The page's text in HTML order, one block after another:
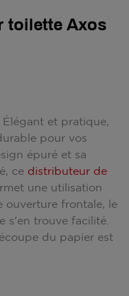
toilette Axos
et pratique,
pour vos
épuré et sa
ce distributeur de
une utilisation
ouverture frontale, le
s'en trouve facilité.
du papier est